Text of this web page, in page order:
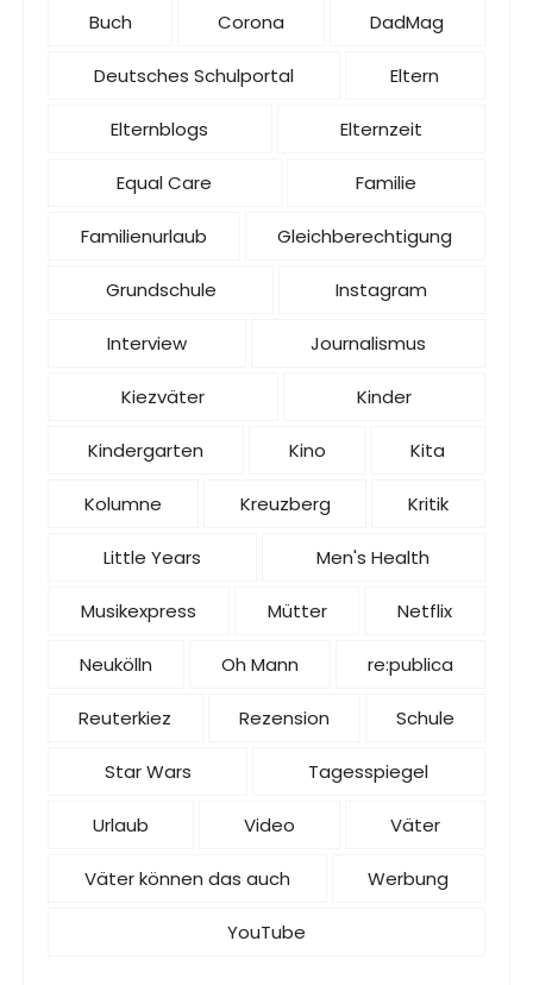
Buch Corona DadMag
Deutsches Schulportal Eltern
Elternblogs Elternzeit
Equal Care Familie
Familienurlaub Gleichberechtigung
Grundschule Instagram
Interview Journalismus
Kiezväter Kinder
Kindergarten Kino Kita
Kolumne Kreuzberg Kritik
Little Years Men's Health
Musikexpress Mütter Netflix
Neukölln Oh Mann re:publica
Reuterkiez Rezension Schule
Star Wars Tagesspiegel
Urlaub Video Väter
Väter können das auch Werbung
YouTube